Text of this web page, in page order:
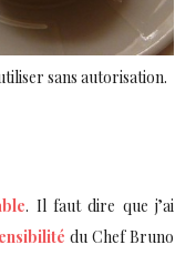
sans autorisation.
. Il faut dire que j’ai
du Chef Bruno